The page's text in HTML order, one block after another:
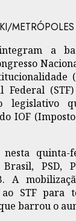
METRÓPOLES
a
Federal
legislativo
IOF
quinta-
PSD,
A
STF para
barrou o